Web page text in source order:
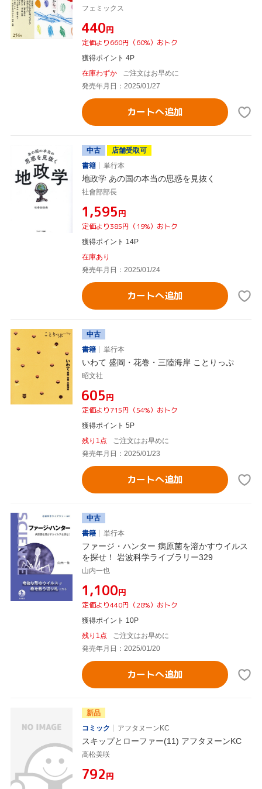
フェミックス
¥440円
定価より660円（60%）おトク
獲得ポイント 4P
在庫わずか
ご注文はお早めに
発売年月日：2025/01/27
カートへ追加
中古
店舗受取可
書籍
単行本
地政学 あの国の本当の思惑を見抜く
社會部部長
¥1,595円
定価より385円（19%）おトク
獲得ポイント 14P
在庫あり
発売年月日：2025/01/24
カートへ追加
中古
書籍
単行本
いわて 盛岡・花巻・三陸海岸 ことりっぷ
昭文社
¥605円
定価より715円（54%）おトク
獲得ポイント 5P
残り1点
ご注文はお早めに
発売年月日：2025/01/23
カートへ追加
中古
書籍
単行本
ファージ・ハンター 病原菌を溶かすウイルス
を探せ！ 岩波科学ライブラリー329
山内一也
¥1,100円
定価より440円（28%）おトク
獲得ポイント 10P
残り1点
ご注文はお早めに
発売年月日：2025/01/20
カートへ追加
新品
コミック
アフタヌーンKC
スキップとローファー(11) アフタヌーンKC
高松美咲
¥792円